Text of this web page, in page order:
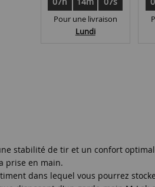
Pour une livraison
Lundi
stabilité de tir et un confort
prise en main.
dans lequel vous pourrez